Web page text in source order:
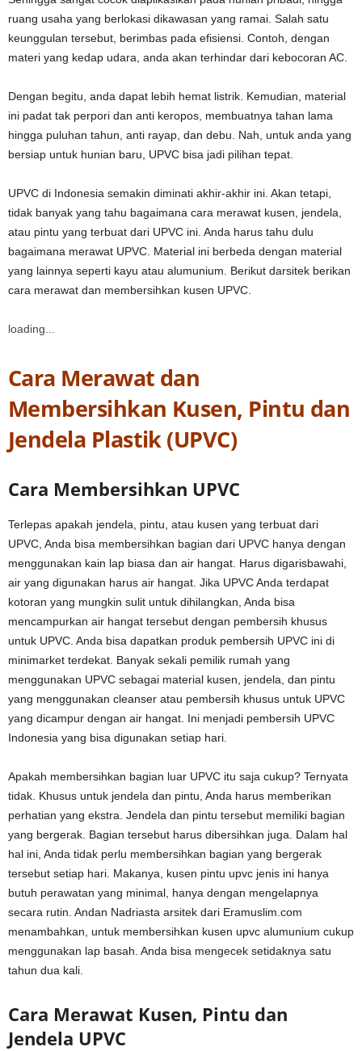
ruang usaha yang berlokasi dikawasan yang ramai. Salah satu
keunggulan tersebut, berimbas pada efisiensi. Contoh, dengan
materi yang kedap udara, anda akan terhindar dari kebocoran AC.
Dengan begitu, anda dapat lebih hemat listrik. Kemudian, material
ini padat tak perpori dan anti keropos, membuatnya tahan lama
hingga puluhan tahun, anti rayap, dan debu. Nah, untuk anda yang
bersiap untuk hunian baru, UPVC bisa jadi pilihan tepat.
UPVC di Indonesia semakin diminati akhir-akhir ini. Akan tetapi,
tidak banyak yang tahu bagaimana cara merawat kusen, jendela,
atau pintu yang terbuat dari UPVC ini. Anda harus tahu dulu
bagaimana merawat UPVC. Material ini berbeda dengan material
yang lainnya seperti kayu atau alumunium. Berikut darsitek berikan
cara merawat dan membersihkan kusen UPVC.
loading...
Cara Merawat dan
Membersihkan Kusen, Pintu dan
Jendela Plastik (UPVC)
Cara Membersihkan UPVC
Terlepas apakah jendela, pintu, atau kusen yang terbuat dari
UPVC, Anda bisa membersihkan bagian dari UPVC hanya dengan
menggunakan kain lap biasa dan air hangat. Harus digarisbawahi,
air yang digunakan harus air hangat. Jika UPVC Anda terdapat
kotoran yang mungkin sulit untuk dihilangkan, Anda bisa
mencampurkan air hangat tersebut dengan pembersih khusus
untuk UPVC. Anda bisa dapatkan produk pembersih UPVC ini di
minimarket terdekat. Banyak sekali pemilik rumah yang
menggunakan UPVC sebagai material kusen, jendela, dan pintu
yang menggunakan cleanser atau pembersih khusus untuk UPVC
yang dicampur dengan air hangat. Ini menjadi pembersih UPVC
Indonesia yang bisa digunakan setiap hari.
Apakah membersihkan bagian luar UPVC itu saja cukup? Ternyata
tidak. Khusus untuk jendela dan pintu, Anda harus memberikan
perhatian yang ekstra. Jendela dan pintu tersebut memiliki bagian
yang bergerak. Bagian tersebut harus dibersihkan juga. Dalam hal
hal ini, Anda tidak perlu membersihkan bagian yang bergerak
tersebut setiap hari. Makanya, kusen pintu upvc jenis ini hanya
butuh perawatan yang minimal, hanya dengan mengelapnya
secara rutin. Andan Nadriasta arsitek dari Eramuslim.com
menambahkan, untuk membersihkan kusen upvc alumunium cukup
menggunakan lap basah. Anda bisa mengecek setidaknya satu
tahun dua kali.
Cara Merawat Kusen, Pintu dan
Jendela UPVC